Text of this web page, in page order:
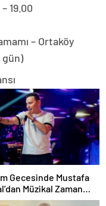
19.00
– Ortaköy
gün)
Gecesinde Mustafa
Müzikal Zaman